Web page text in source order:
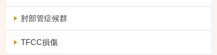
肘部管症候群
TFCC損傷